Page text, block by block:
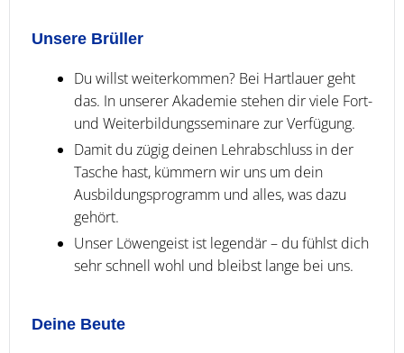
Unsere Brüller
Du willst weiterkommen? Bei Hartlauer geht
das. In unserer Akademie stehen dir viele Fort-
und Weiterbildungsseminare zur Verfügung.
Damit du zügig deinen Lehrabschluss in der
Tasche hast, kümmern wir uns um dein
Ausbildungsprogramm und alles, was dazu
gehört.
Unser Löwengeist ist legendär – du fühlst dich
sehr schnell wohl und bleibst lange bei uns.
Deine Beute